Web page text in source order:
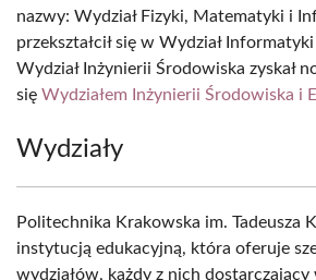
nazwy: Wydział Fizyki, Matematyki i
przekształcił się w Wydział
Wydział Inżynierii Środowiska zyskał
się Wydziałem Inżynierii Środowiska i
Wydziały
Politechnika Krakowska im. Tadeusza
instytucją edukacyjną, która oferuje
wydziałów, każdy z nich